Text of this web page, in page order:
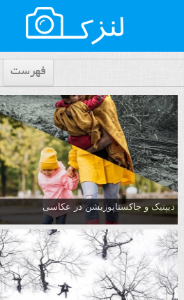
فهرست
دیپتیک و جاکستا‌پوزیشن در عکاسی